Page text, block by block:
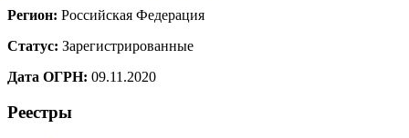
Регион: Российская Федерация
Статус: Зарегистрированные
Дата ОГРН: 09.11.2020
Реестры